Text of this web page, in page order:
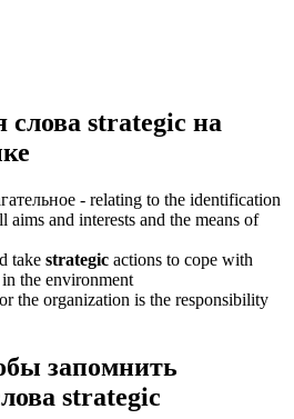
слова strategic на
- relating to the identification
and interests and the means of
take strategic actions to cope with
the environment
the organization is the responsibility
запомнить
strategic